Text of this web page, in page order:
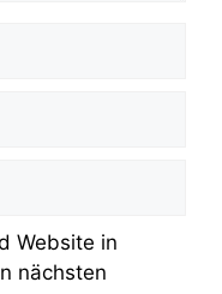
Website in
nächsten